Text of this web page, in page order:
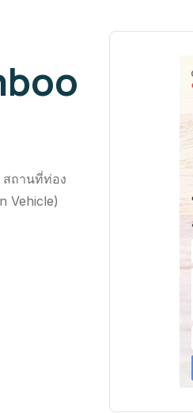
สถานที่ท่อง
Vehicle)